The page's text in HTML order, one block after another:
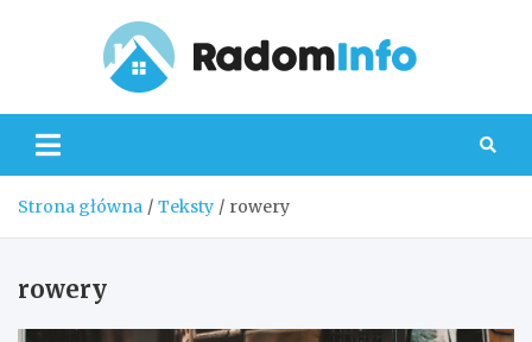
Strona główna Teksty rowery
rowery